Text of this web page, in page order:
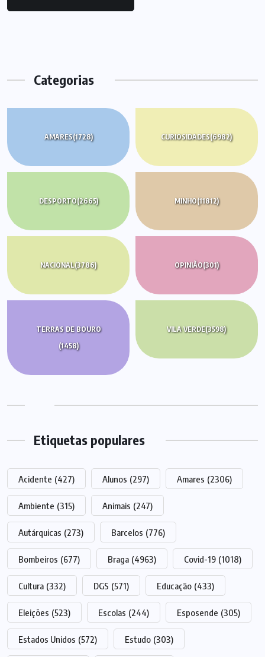
Categorias
AMARES(1728) CURIOSIDADES(6982)
DESPORTO(2665) MINHO(11812)
NACIONAL(3786) OPINIÃO(301)
TERRAS DE BOURO
(1458)
VILA VERDE(3598)
Etiquetas populares
Acidente (427) Alunos (297) Amares (2306)
Ambiente (315) Animais (247)
Autárquicas (273) Barcelos (776)
Bombeiros (677) Braga (4963) Covid-19 (1018)
Cultura (332) DGS (571) Educação (433)
Eleições (523) Escolas (244) Esposende (305)
Estados Unidos (572) Estudo (303)